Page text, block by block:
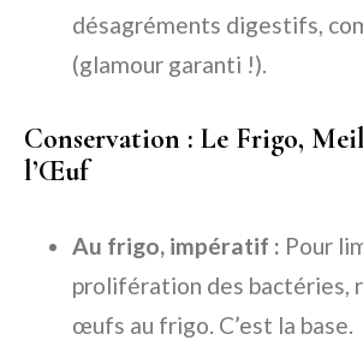
désagréments digestifs,
(glamour garanti !).
Conservation : Le Frigo,
l’Œuf
Au frigo, impératif : Pour
prolifération des bactéries,
œufs au frigo. C’est la base.